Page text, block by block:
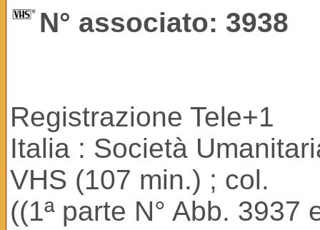
N° associato: 3938
Registrazione Tele+1
Italia : Società
VHS (107 min.) ; col.
((1ª parte N° Abb. 3937